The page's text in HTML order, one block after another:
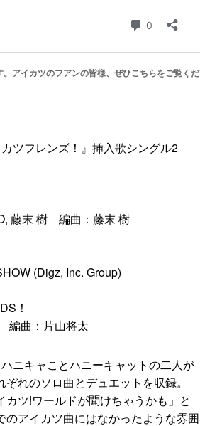
アイカツのフアンの皆様、ぜひこちらをご覧くだ
ツフレンズ！』挿入歌シングル2
藤末 樹 編曲：藤末 樹
(Digz, Inc. Group)
！
曲：片山将太
ニキャことハニーキャットの二人が
れのソロ曲とデュエットを収録。
カツ!ワールドが聞けちゃうかも」と
アイカツ曲にはなかったような雰囲